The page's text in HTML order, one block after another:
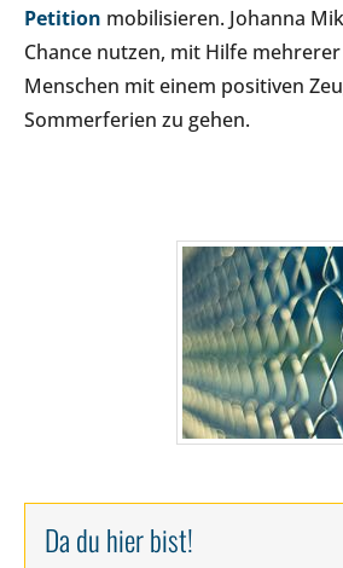
Petition mobilisieren. Johanna
Chance nutzen, mit Hilfe
Menschen mit einem positiven
Sommerferien zu gehen.
Da du hier bist!